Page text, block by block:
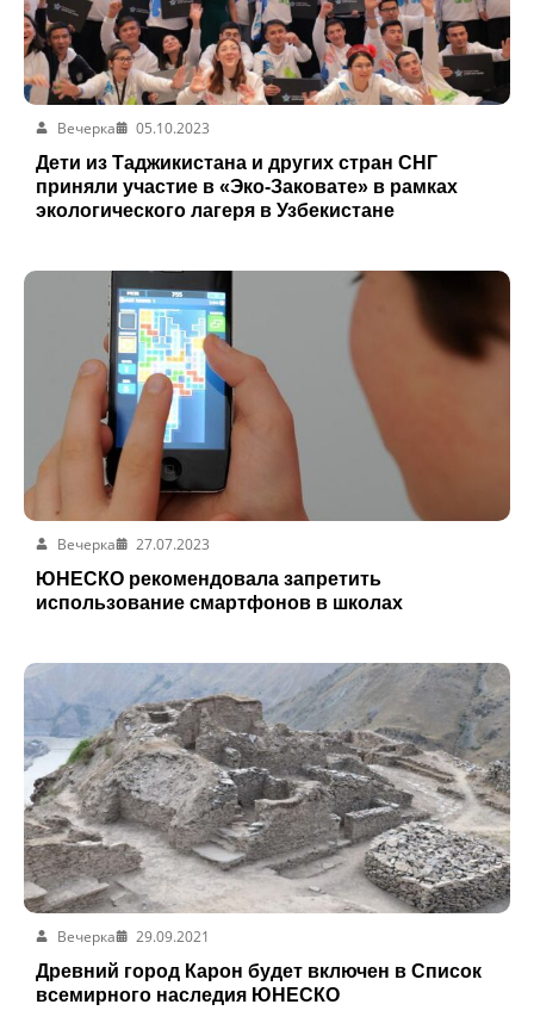
Вечерка
05.10.2023
Дети из Таджикистана и других стран СНГ
приняли участие в «Эко-Заковате» в рамках
экологического лагеря в Узбекистане
Вечерка
27.07.2023
ЮНЕСКО рекомендовала запретить
использование смартфонов в школах
Вечерка
29.09.2021
Древний город Карон будет включен в Список
всемирного наследия ЮНЕСКО